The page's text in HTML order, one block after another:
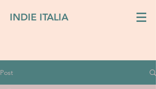
INDIE ITALIA
Post